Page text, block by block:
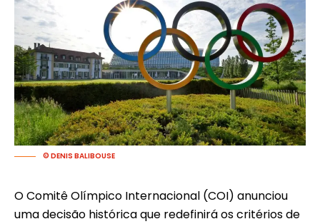
© DENIS BALIBOUSE
O Comitê Olímpico Internacional (COI) anunciou
uma decisão histórica que redefinirá os critérios de